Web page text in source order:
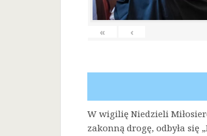
« ‹
W wigilię Niedzieli
zakonną drogę, odbyła się